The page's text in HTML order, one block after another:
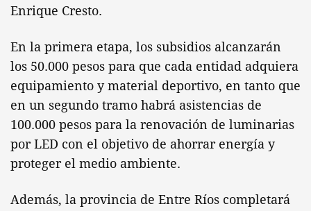
Enrique Cresto.
En la primera etapa, los subsidios alcanzarán
los 50.000 pesos para que cada entidad adquiera
equipamiento y material deportivo, en tanto que
en un segundo tramo habrá asistencias de
100.000 pesos para la renovación de luminarias
por LED con el objetivo de ahorrar energía y
proteger el medio ambiente.
Además, la provincia de Entre Ríos completará